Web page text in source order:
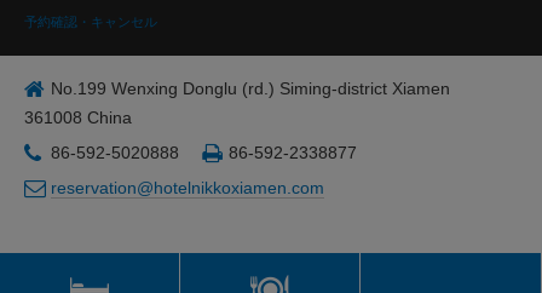
予約確認・キャンセル
No.199 Wenxing Donglu (rd.) Siming-district Xiamen
361008 China
86-592-5020888
86-592-2338877
reservation@hotelnikkoxiamen.com